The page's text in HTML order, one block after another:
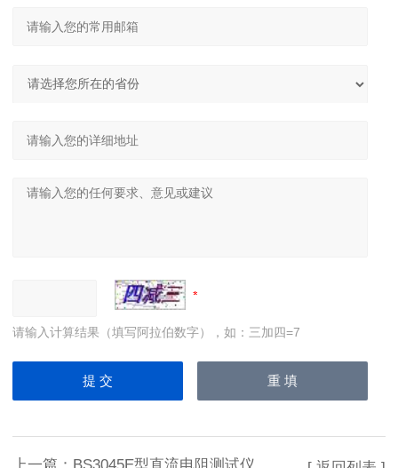
请输入计算结果（填写阿拉伯数字），如：三加四=7